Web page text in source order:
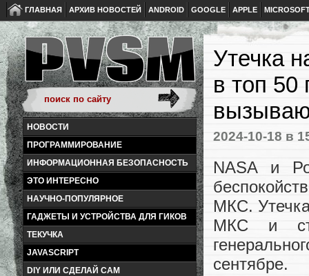
ГЛАВНАЯ АРХИВ НОВОСТЕЙ ANDROID GOOGLE APPLE
НОВОСТИ
ПРОГРАММИРОВАНИЕ
ИНФОРМАЦИОННАЯ БЕЗОПАСНОСТЬ
ЭТО ИНТЕРЕСНО
НАУЧНО-ПОПУЛЯРНОЕ
ГАДЖЕТЫ И УСТРОЙСТВА ДЛЯ ГИКОВ
ТЕКУЧКА
JAVASCRIPT
DIY ИЛИ СДЕЛАЙ САМ
Утечка
в топ 50
2024-10-18 в
NASA и
МКС.
МКС и
сентябре.